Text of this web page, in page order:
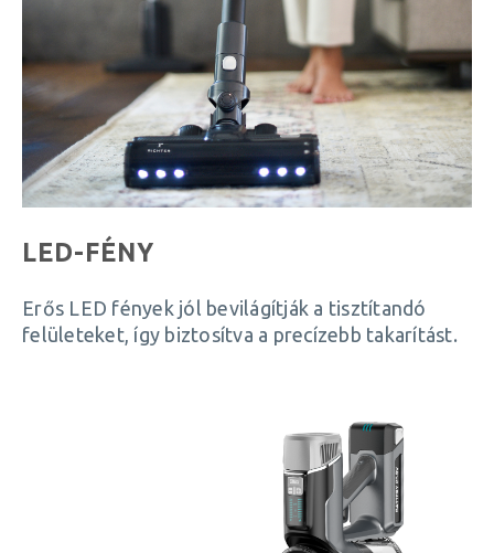
LED-FÉNY
Erős LED fények jól bevilágítják a tisztítandó
felületeket, így biztosítva a precízebb takarítást.